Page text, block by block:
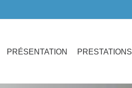
PRÉSENTATION PRESTATIONS